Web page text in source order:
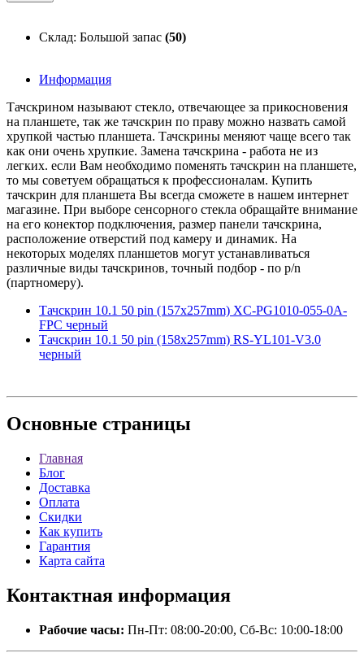
Склад: Большой запас (50)
Информация
Тачскрином называют стекло, отвечающее за прикосновения
на планшете, так же тачскрин по праву можно назвать самой
хрупкой частью планшета. Тачскрины меняют чаще всего так
как они очень хрупкие. Замена тачскрина - работа не из
легких. если Вам необходимо поменять тачскрин на планшете,
то мы советуем обращаться к профессионалам. Купить
тачскрин для планшета Вы всегда сможете в нашем интернет
магазине. При выборе сенсорного стекла обращайте внимание
на его конектор подключения, размер панели тачскрина,
расположение отверстий под камеру и динамик. На
некоторых моделях планшетов могут устанавливаться
различные виды тачскринов, точный подбор - по p/n
(партномеру).
Тачскрин 10.1 50 pin (157x257mm) XC-PG1010-055-0A-
FPC черный
Тачскрин 10.1 50 pin (158x257mm) RS-YL101-V3.0
черный
Основные страницы
Главная
Блог
Доставка
Оплата
Скидки
Как купить
Гарантия
Карта сайта
Контактная информация
Рабочие часы: Пн-Пт: 08:00-20:00, Сб-Вс: 10:00-18:00